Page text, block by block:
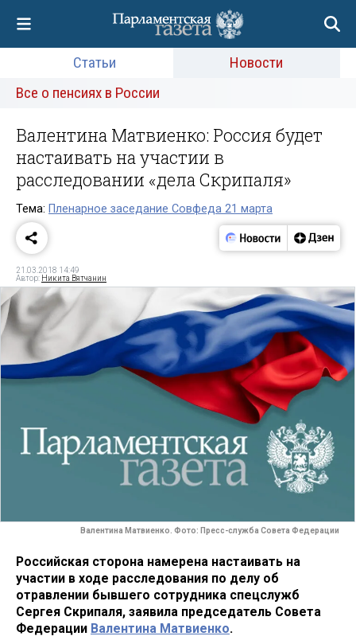
Статьи
Новости
Все о пенсиях в России
Валентина Матвиенко: Россия будет
настаивать на участии в
расследовании «дела Скрипаля»
Тема: Пленарное заседание Совфеда 21 марта
21.03.2018 14:49
Автор: Никита Вятчанин
Валентина Матвиенко. Фото: Пресс-служба Совета Федерации
Российская сторона намерена настаивать на
участии в ходе расследования по делу об
отравлении бывшего сотрудника спецслужб
Сергея Скрипаля, заявила председатель Совета
Федерации Валентина Матвиенко.